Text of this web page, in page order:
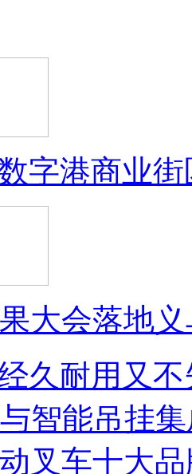
字港商业
大会落地
久耐用又
智能吊挂
叉车十大